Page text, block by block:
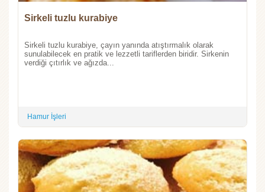
Sirkeli tuzlu kurabiye
Sirkeli tuzlu kurabiye, çayın yanında atıştırmalık olarak
sunulabilecek en pratik ve lezzetli tariflerden biridir. Sirkenin
verdiği çıtırlık ve ağızda...
Hamur İşleri